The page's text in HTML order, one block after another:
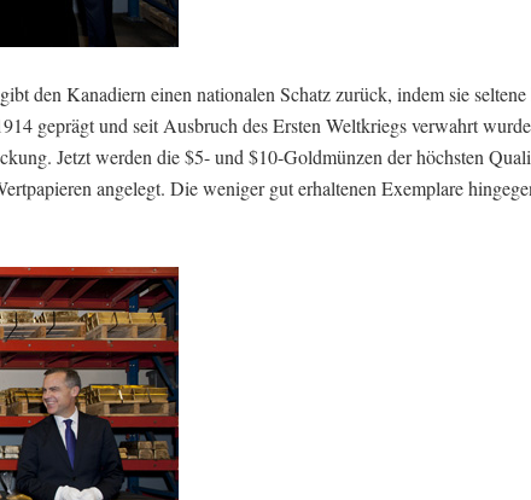
den Kanadiern einen nationalen Schatz zurück, indem sie seltene
geprägt und seit Ausbruch des Ersten Weltkriegs verwahrt
Jetzt werden die $5- und $10-Goldmünzen der höchsten
angelegt. Die weniger gut erhaltenen Exemplare